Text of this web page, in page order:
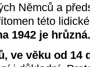
Němců a
této
1942 je hrůzná.
ve věku od 14